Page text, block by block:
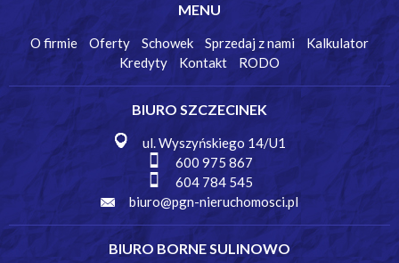
MENU
O firmie Oferty Schowek Sprzedaj z nami
Kalkulator
Kredyty
Kontakt RODO
BIURO SZCZECINEK
ul. Wyszyńskiego 14/U1
600 975 867
604 784 545
biuro@pgn-nieruchomosci.pl
BIURO BORNE SULINOWO